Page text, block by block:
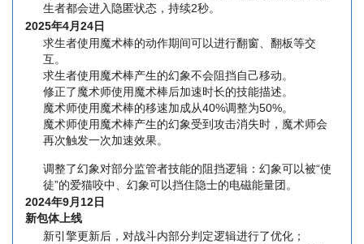
生者都会进入隐匿状态，持续2秒。
2025年4月24日
求生者使用魔术棒的动作期间可以进行翻窗、翻板等交
互。
求生者使用魔术棒产生的幻象不会阻挡自己移动。
修正了魔术师使用魔术棒后加速时长的技能描述。
魔术师使用魔术棒的移速加成从40%调整为50%。
魔术师使用魔术棒产生的幻象受到攻击消失时，魔术师会
再次触发一次加速效果。
调整了幻象对部分监管者技能的阻挡逻辑：幻象可以被“使
徒”的爱猫咬中、幻象可以挡住隐士的电磁能量团。
2024年9月12日
新包体上线
新引擎更新后，对战斗内部分判定逻辑进行了优化；